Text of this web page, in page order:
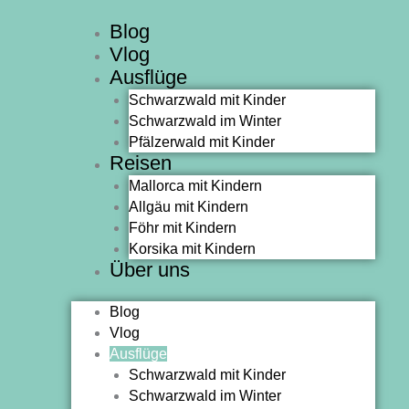
Blog
Vlog
Ausflüge
Schwarzwald mit Kinder
Schwarzwald im Winter
Pfälzerwald mit Kinder
Reisen
Mallorca mit Kindern
Allgäu mit Kindern
Föhr mit Kindern
Korsika mit Kindern
Über uns
Blog
Vlog
Ausflüge
Schwarzwald mit Kinder
Schwarzwald im Winter